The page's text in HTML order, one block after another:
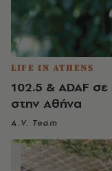
LIFE IN ATHENS
102.5 & ADAF
στην Αθήνα
A.V. Team